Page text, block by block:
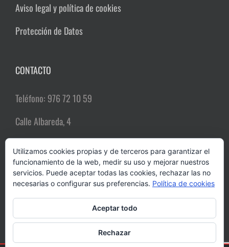
Aviso legal y política de cookies
Protección de Datos
CONTACTO
Teléfono: 976 72 10 59
Calle Albareda, 4
Email:comerciozgz@gmail.com
Utilizamos cookies propias y de terceros para garantizar el
funcionamiento de la web, medir su uso y mejorar nuestros
servicios. Puede aceptar todas las cookies, rechazar las no
necesarias o configurar sus preferencias. Política de cookies
Aceptar todo
Rechazar